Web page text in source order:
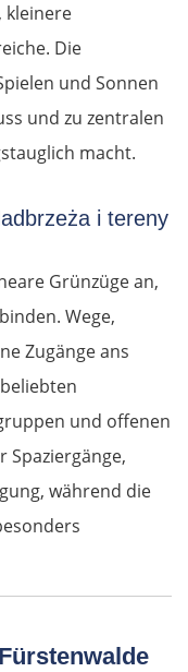
kleinere
Die
und Sonnen
und zu zentralen
macht.
i tereny
Grünzüge an,
Wege,
Zugänge ans
und offenen
Spaziergänge,
während die